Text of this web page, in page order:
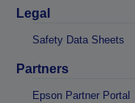
Legal
Safety Data Sheets
Partners
Epson Partner Portal